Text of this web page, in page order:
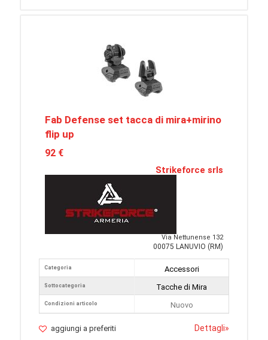
Fab Defense set tacca di mira+mirino
flip up
92 €
Strikeforce srls
Via Nettunense 132
00075 LANUVIO (RM)
Categoria
Sottocategoria
Condizioni articolo
Accessori
Tacche di Mira
Nuovo
aggiungi a preferiti Dettagli»